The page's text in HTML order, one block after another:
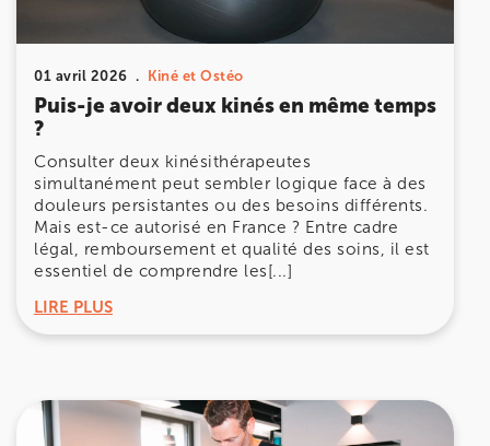
01 avril 2026 Kiné et Ostéo
Puis-je avoir deux kinés en même temps
?
Consulter deux kinésithérapeutes
simultanément peut sembler logique face à des
douleurs persistantes ou des besoins différents.
Mais est-ce autorisé en France ? Entre cadre
légal, remboursement et qualité des soins, il est
essentiel de comprendre les[...]
LIRE PLUS